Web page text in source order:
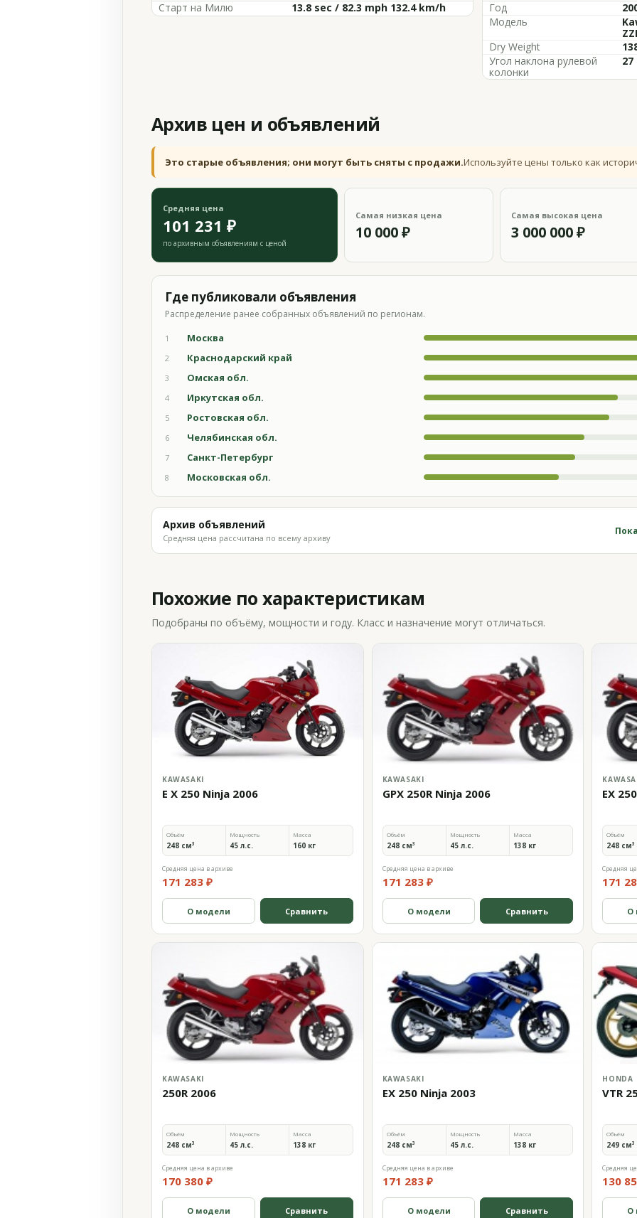
Старт на Милю
13.8 sec / 82.3 mph 132.4 km/h
Год
Модель
Dry Weight
Угол наклона рулевой
колонки
27
Архив цен и объявлений
Это старые объявления; они могут быть сняты с продажи.Используйте цены только как
Средняя цена
101 231 ₽
по архивным объявлениям с ценой
Самая низкая цена
10 000 ₽
Самая высокая цена
3 000 000 ₽
Где публиковали объявления
Распределение ранее собранных объявлений по регионам.
1 Москва
2
Краснодарский край
3
Омская обл.
4
Иркутская обл.
5
Ростовская обл.
6
Челябинская обл.
7
Санкт-Петербург
8
Московская обл.
Архив объявлений
Средняя цена рассчитана по всему архиву
Похожие по характеристикам
Подобраны по объёму, мощности и году. Класс и назначение могут отличаться.
KAWASAKI
E X 250 Ninja 2006
Объём
248 см³
Мощность
45 л.с.
Масса
160 кг
Средняя цена в архиве
171 283 ₽
О модели Сравнить
KAWASAKI
GPX 250R Ninja 2006
Объём
248 см³
Мощность
45 л.с.
Масса
138 кг
Средняя цена в архиве
171 283 ₽
О модели Сравнить
EX
Объём
248 см³
Средняя
171
О
KAWASAKI
250R 2006
Объём
248 см³
Мощность
45 л.с.
Масса
138 кг
Средняя цена в архиве
170 380 ₽
О модели Сравнить
KAWASAKI
EX 250 Ninja 2003
Объём
248 см³
Мощность
45 л.с.
Масса
138 кг
Средняя цена в архиве
171 283 ₽
О модели Сравнить
HONDA
VTR
Объём
249 см³
Средняя
130
О